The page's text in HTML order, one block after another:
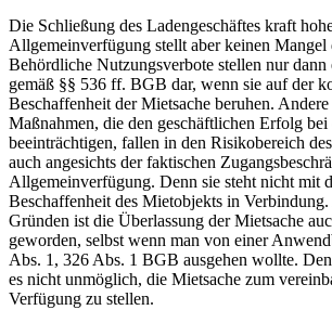
Die Schließung des Ladengeschäftes kraft
Allgemeinverfügung stellt aber keinen Mangel
Behördliche Nutzungsverbote stellen nur dann
gemäß §§ 536 ff. BGB dar, wenn sie auf der
Beschaffenheit der Mietsache beruhen. Andere
Maßnahmen, die den geschäftlichen Erfolg
beeinträchtigen, fallen in den Risikobereich
auch angesichts der faktischen
Allgemeinverfügung. Denn sie steht nicht mit
Beschaffenheit des Mietobjekts in Verbindung.
Gründen ist die Überlassung der Mietsache
geworden, selbst wenn man von einer
Abs. 1, 326 Abs. 1 BGB ausgehen wollte.
es nicht unmöglich, die Mietsache zum
Verfügung zu stellen.